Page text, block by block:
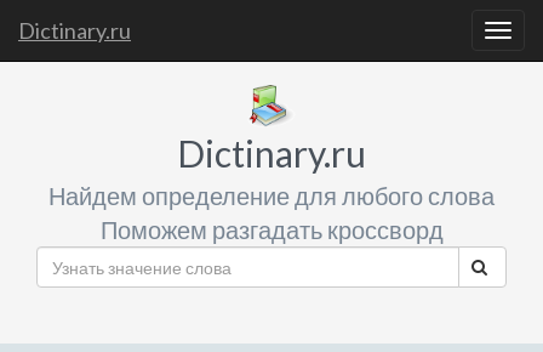
Dictinary.ru
Dictinary.ru
Найдем определение для любого слова
Поможем разгадать кроссворд